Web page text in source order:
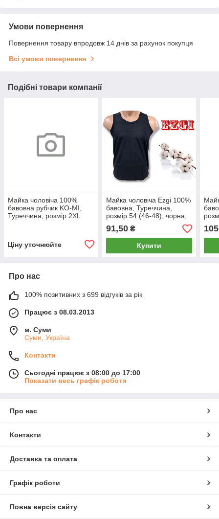
Умови повернення
Повернення товару впродовж 14 днів за рахунок покупця
Всі умови повернення
Подібні товари компанії
Майка чоловіча 100%
бавовна рубчик KO-MI,
Туреччина, розмір 2XL
Ціну уточнюйте
Майка чоловіча Ezgi 100%
бавовна, Туреччина,
розмір 54 (46-48), чорна,
09887
91,50₴
Купити
Про нас
100% позитивних з 699 відгуків за рік
Працює з 08.03.2013
м. Суми
Суми, Україна
Контакти
Сьогодні працює з 08:00 до 17:00
Показати весь графік роботи
Про нас
Контакти
Доставка та оплата
Графік роботи
Повна версія сайту